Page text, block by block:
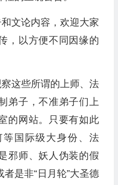
文论内容，欢迎大家
，以方便不同因缘的
这些所谓的上师、法
弟子，不准弟子们上
的网站。只要有如此
国际级大身份、法
邪师、妖人伪装的假
是非“日月轮”大圣德